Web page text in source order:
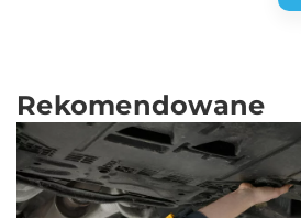
Rekomendowane